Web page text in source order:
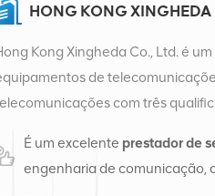
HONG KONG XINGHEDA
Kong Xingheda Co., Ltd. é
de
com três
de fábrica em
de vendas internacionais em
É um excelente prestador de
engenharia de comunicação,